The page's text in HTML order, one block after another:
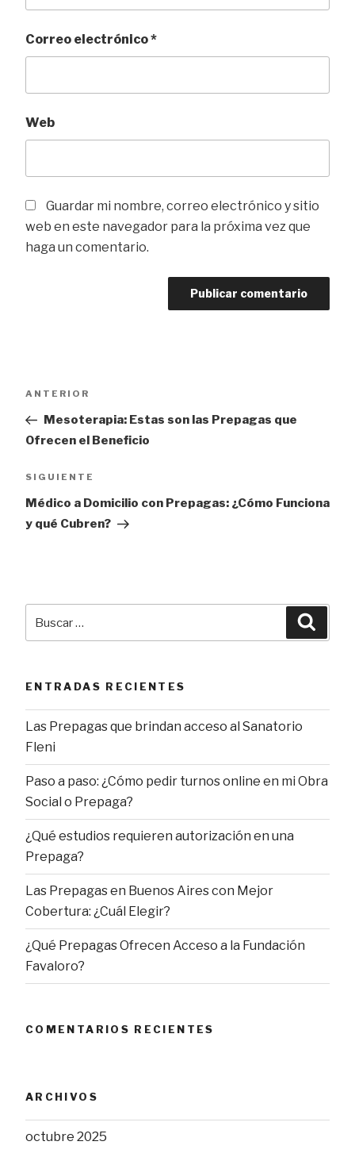
Correo electrónico*
Web
Guardar mi nombre, correo electrónico y sitio
web en este navegador para la próxima vez que
haga un comentario.
Navegación
de
entradas
Entrada
anterior
ANTERIOR
Mesoterapia: Estas son las Prepagas que
Ofrecen el Beneficio
Siguiente
entrada
SIGUIENTE
Médico a Domicilio con Prepagas: ¿Cómo Funciona
y qué Cubren?
ENTRADAS RECIENTES
Las Prepagas que brindan acceso al Sanatorio
Fleni
Paso a paso: ¿Cómo pedir turnos online en mi Obra
Social o Prepaga?
¿Qué estudios requieren autorización en una
Prepaga?
Las Prepagas en Buenos Aires con Mejor
Cobertura: ¿Cuál Elegir?
¿Qué Prepagas Ofrecen Acceso a la Fundación
Favaloro?
COMENTARIOS RECIENTES
ARCHIVOS
octubre 2025